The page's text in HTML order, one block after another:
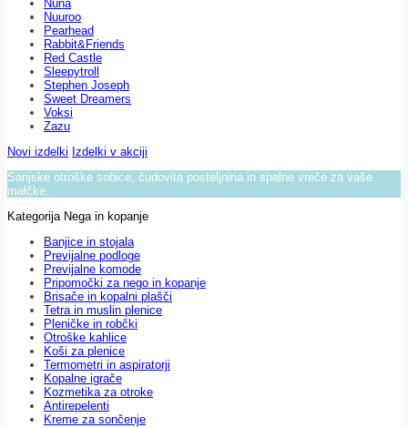
Nuna
Nuuroo
Pearhead
Rabbit&Friends
Red Castle
Sleepytroll
Stephen Joseph
Sweet Dreamers
Voksi
Zazu
Novi izdelki Izdelki v akciji
Sanjske otroške sobice, čudovita posteljnina in spalne vreče za vaše
malčke.
Kategorija Nega in kopanje
Banjice in stojala
Previjalne podloge
Previjalne komode
Pripomočki za nego in kopanje
Brisače in kopalni plašči
Tetra in muslin plenice
Pleničke in robčki
Otroške kahlice
Koši za plenice
Termometri in aspiratorji
Kopalne igrače
Kozmetika za otroke
Antirepelenti
Kreme za sončenje